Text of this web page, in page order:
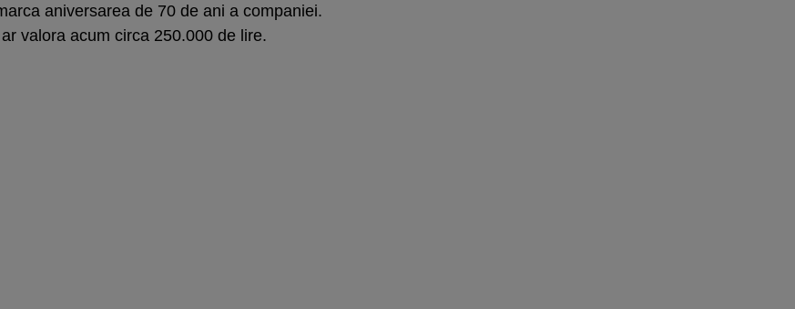
aniversarea de 70 de ani a companiei.
valora acum circa 250.000 de lire.